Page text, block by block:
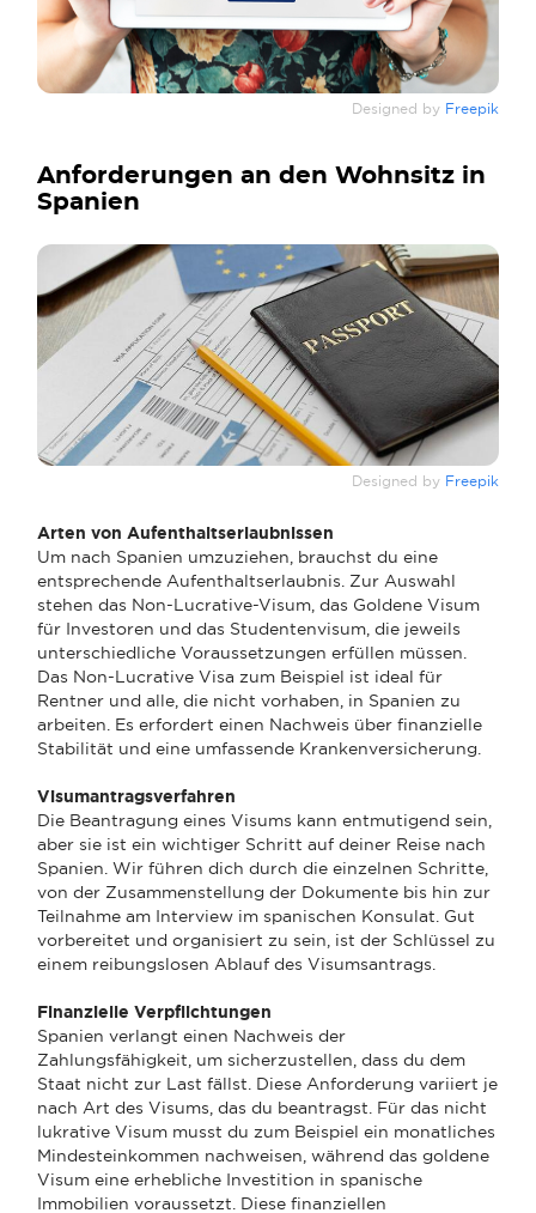
Designed by Freepik
Anforderungen an den Wohnsitz in
Spanien
Designed by Freepik
Arten von Aufenthaltserlaubnissen
Um nach Spanien umzuziehen, brauchst du eine
entsprechende Aufenthaltserlaubnis. Zur Auswahl
stehen das Non-Lucrative-Visum, das Goldene Visum
für Investoren und das Studentenvisum, die jeweils
unterschiedliche Voraussetzungen erfüllen müssen.
Das Non-Lucrative Visa zum Beispiel ist ideal für
Rentner und alle, die nicht vorhaben, in Spanien zu
arbeiten. Es erfordert einen Nachweis über finanzielle
Stabilität und eine umfassende Krankenversicherung.
Visumantragsverfahren
Die Beantragung eines Visums kann entmutigend sein,
aber sie ist ein wichtiger Schritt auf deiner Reise nach
Spanien. Wir führen dich durch die einzelnen Schritte,
von der Zusammenstellung der Dokumente bis hin zur
Teilnahme am Interview im spanischen Konsulat. Gut
vorbereitet und organisiert zu sein, ist der Schlüssel zu
einem reibungslosen Ablauf des Visumsantrags.
Finanzielle Verpflichtungen
Spanien verlangt einen Nachweis der
Zahlungsfähigkeit, um sicherzustellen, dass du dem
Staat nicht zur Last fällst. Diese Anforderung variiert je
nach Art des Visums, das du beantragst. Für das nicht
lukrative Visum musst du zum Beispiel ein monatliches
Mindesteinkommen nachweisen, während das goldene
Visum eine erhebliche Investition in spanische
Immobilien voraussetzt. Diese finanziellen